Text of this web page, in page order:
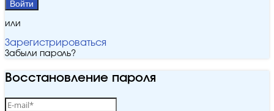
Войти
или
Зарегистрироваться
Забыли пароль?
Восстановление пароля